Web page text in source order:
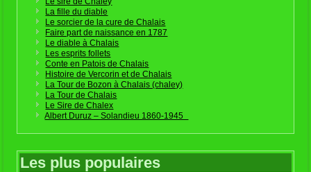
La fille du diable
Le sorcier de la cure de Chalais
Faire part de naissance en 1787
Le diable à Chalais
Les esprits follets
Conte en Patois de Chalais
Histoire de Vercorin et de Chalais
La Tour de Bozon à Chalais (chaley)
La Tour de Chalais
Le Sire de Chalex
Albert Duruz – Solandieu 1860-1945
Les plus populaires